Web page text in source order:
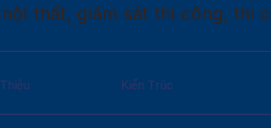
thất, giám sát thi công, thi
Kiến Trúc